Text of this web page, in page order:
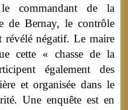
commandant de la
de Bernay, le contrôle
révélé négatif. Le maire
cette « chasse de la
également des
et organisée dans le
Une enquête est en